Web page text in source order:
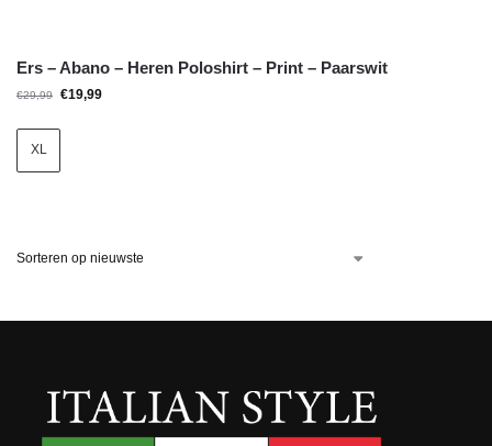
Ers – Abano – Heren Poloshirt – Print – Paarswit
€29,99 €19,99
XL